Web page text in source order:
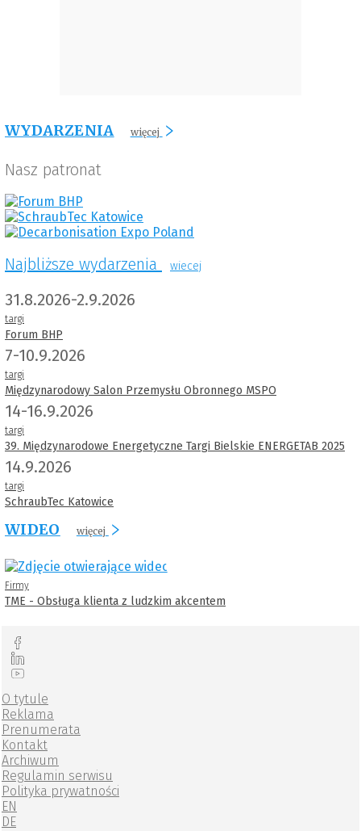
WYDARZENIA więcej
Nasz patronat
Najbliższe wydarzenia wiecej
31.8.2026-2.9.2026
targi
Forum BHP
7-10.9.2026
targi
Międzynarodowy Salon Przemysłu Obronnego MSPO
14-16.9.2026
targi
39. Międzynarodowe Energetyczne Targi Bielskie ENERGETAB 2025
14.9.2026
targi
SchraubTec Katowice
WIDEO więcej
Firmy
TME - Obsługa klienta z ludzkim akcentem
O tytule
Reklama
Prenumerata
Kontakt
Archiwum
Regulamin serwisu
Polityka prywatności
EN
DE